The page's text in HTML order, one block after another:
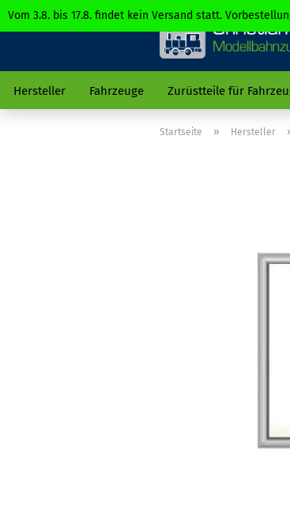
Vom 3.8. bis 17.8. findet kein Versand statt.
Hersteller Fahrzeuge Zurüstteile für
Startseite » Hersteller